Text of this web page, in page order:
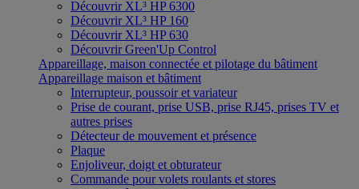
Découvrir XL³ HP 6300
Découvrir XL³ HP 160
Découvrir XL³ HP 630
Découvrir Green'Up Control
Appareillage, maison connectée et pilotage du bâtiment
Appareillage maison et bâtiment
Interrupteur, poussoir et variateur
Prise de courant, prise USB, prise RJ45, prises TV et
autres prises
Détecteur de mouvement et présence
Plaque
Enjoliveur, doigt et obturateur
Commande pour volets roulants et stores